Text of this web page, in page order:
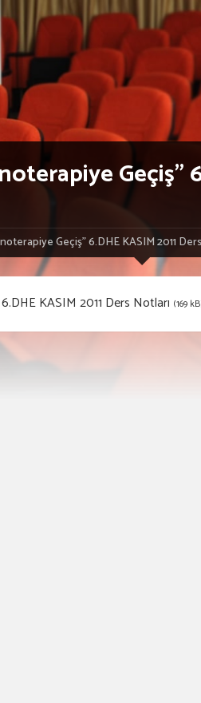
Geçiş”
Geçiş” 6.DHE KASIM 2011
KASIM 2011 Ders Notları (169